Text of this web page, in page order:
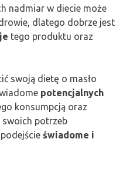
nadmiar w diecie może
dlatego dobrze jest
tego produktu oraz
swoją dietę o masło
potencjalnych
konsumpcją oraz
potrzeb
świadome i